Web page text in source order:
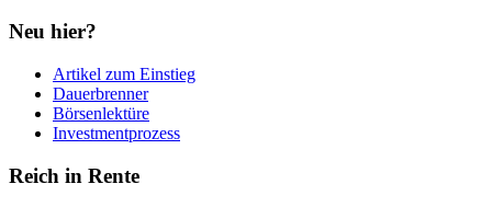
Neu hier?
Artikel zum Einstieg
Dauerbrenner
Börsenlektüre
Investmentprozess
Reich in Rente